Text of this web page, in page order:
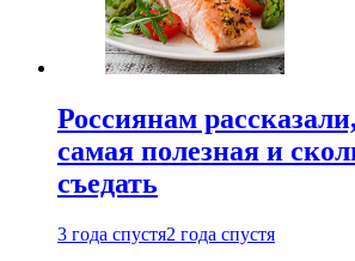
Россиянам
самая полезная и
съедать
3 года спустя2 года спустя